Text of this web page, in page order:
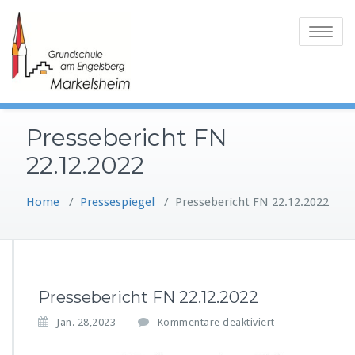
content
Toggle
Pressebericht FN
22.12.2022
Home / Pressespiegel / Pressebericht FN 22.12.2022
Pressebericht FN 22.12.2022
Jan. 28,2023 Kommentare deaktiviert